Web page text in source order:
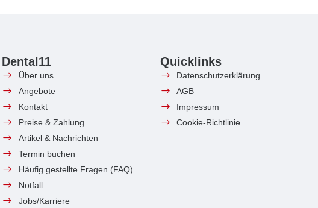
Dental11
Über uns
Angebote
Kontakt
Preise & Zahlung
Artikel & Nachrichten
Termin buchen
Häufig gestellte Fragen (FAQ)
Notfall
Jobs/Karriere
Quicklinks
Datenschutzerklärung
AGB
Impressum
Cookie-Richtlinie